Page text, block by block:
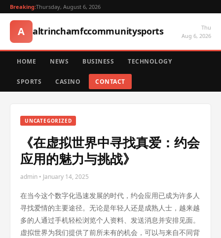
Breaking:Thursday, August 6, 2026
A altrinchamfccommunitysports
Thu
Aug 6, 2026
HOME NEWS BUSINESS TECHNOLOGY
SPORTS CASINO CONTACT
UNCATEGORIZED
《在虚拟世界中寻找真爱：约会
应用的魅力与挑战》
admin • January 14, 2025
在当今这个数字化迅速发展的时代，约会应用已成为许多人
寻找爱情的主要途径。无论是年轻人还是成熟人士，越来越
多的人通过手机轻松浏览个人资料、发送消息并安排见面。
虚拟世界为我们提供了前所未有的机会，可以与来自不同背